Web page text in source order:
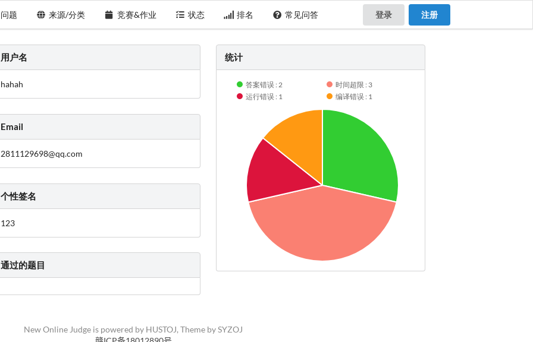
问题 来源/分类 竞赛&作业 状态 排名 常见问答 登录 注册
用户名
hahah
Email
2811129698@qq.com
个性签名
123
通过的题目
统计
答案错误 : 2
时间超限 : 3
运行错误 : 1
编译错误 : 1
New Online Judge is powered by HUSTOJ, Theme bySYZOJ